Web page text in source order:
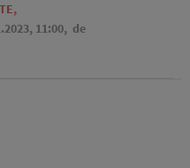
,
11:00, de